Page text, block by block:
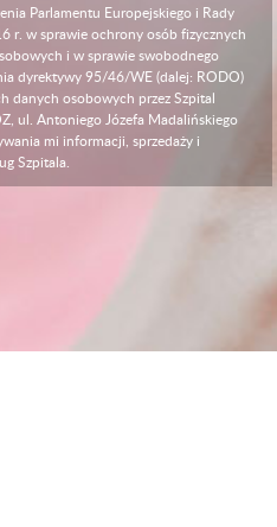
Parlamentu Europejskiego i Rady
r. w sprawie ochrony osób fizycznych
i w sprawie swobodnego
dyrektywy 95/46/WE (dalej: RODO)
danych osobowych przez Szpital
ul. Antoniego Józefa Madalińskiego
mi informacji, sprzedaży i
Szpitala.